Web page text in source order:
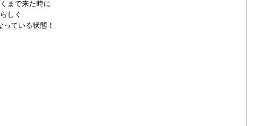
まで来た時に
しく
ている状態！